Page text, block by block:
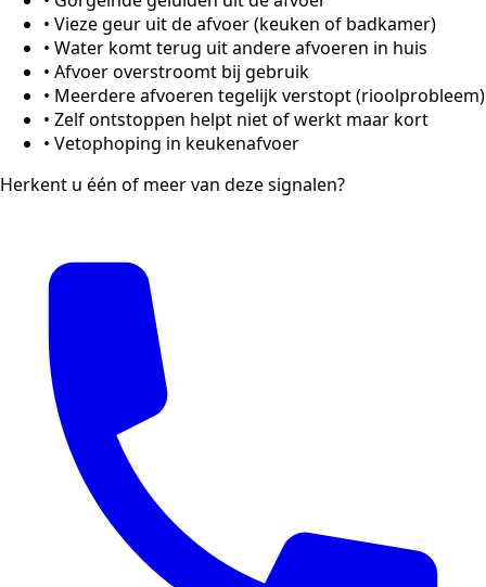
• Vieze geur uit de afvoer (keuken of badkamer)
• Water komt terug uit andere afvoeren in huis
• Afvoer overstroomt bij gebruik
• Meerdere afvoeren tegelijk verstopt (rioolprobleem)
• Zelf ontstoppen helpt niet of werkt maar kort
• Vetophoping in keukenafvoer
Herkent u één of meer van deze signalen?